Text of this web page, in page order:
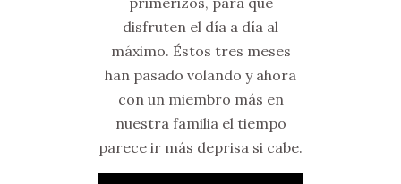
disfruten el día a día al
máximo. Éstos tres meses
han pasado volando y ahora
con un miembro más en
nuestra familia el tiempo
parece ir más deprisa si cabe.